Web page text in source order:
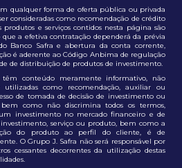
qualquer forma de oferta pública ou privada
consideradas como recomendação de crédito
e serviços contidos nesta página são
a efetiva contratação dependerá da prévia
Banco Safra e abertura da conta corrente,
é aderente ao Código Anbima de regulação
de distribuição de produtos de investimento.
têm conteúdo meramente informativo, não
como recomendação, auxiliar ou
de tomada de decisão de investimento ou
como não discrimina todos os termos,
investimento no mercado financeiro e de
serviço ou produto, bem como a
do produto ao perfil do cliente, é de
O Grupo J. Safra não será responsável por
cessantes decorrentes da utilização destas